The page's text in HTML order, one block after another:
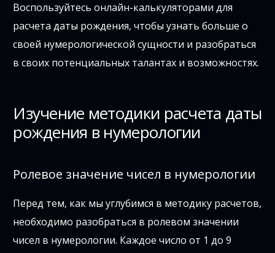
Воспользуйтесь онлайн-калькуляторами для
расчета даты рождения, чтобы узнать больше о
своей нумерологической сущности и разобраться
в своих потенциальных талантах и возможностях.
Изучение методики расчета даты
рождения в нумерологии
Ролевое значение чисел в нумерологии
Перед тем, как мы углубимся в методику расчетов,
необходимо разобраться в ролевом значении
чисел в нумерологии. Каждое число от 1 до 9